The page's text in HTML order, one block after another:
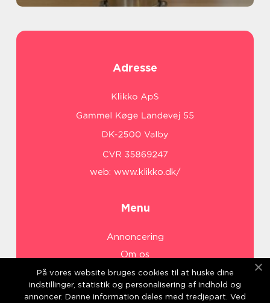
Adresse
web: www.klikko.dk/
Menu
Annoncering
Om os
Cookies
Kontakt os
På vores website bruges cookies til at huske dine
indstillinger, statistik og personalisering af indhold og
annoncer. Denne information deles med tredjepart. Ved